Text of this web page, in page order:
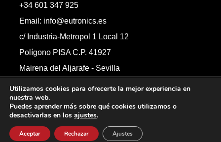
+34 601 347 925
Email: info@eutronics.es
c/ Industria-Metropol 1 Local 12
Polígono PISA C.P. 41927
Mairena del Aljarafe - Sevilla
Formulario de contacto
Todos los derechos reservados.
Utilizamos cookies para ofrecerte la mejor experiencia en
nuestra web.
Puedes aprender más sobre qué cookies utilizamos o
desactivarlas en los ajustes.
Aceptar Rechazar Ajustes